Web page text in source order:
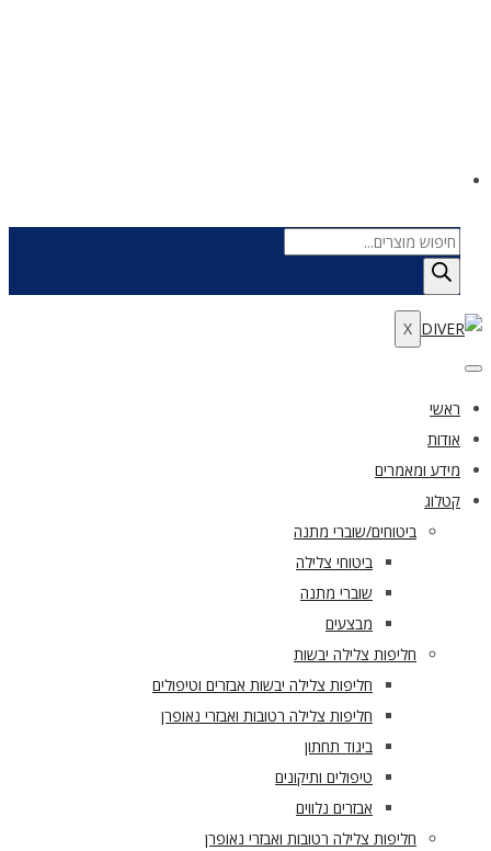
Products
search
X
ראשי
אודות
מידע ומאמרים
קטלוג
ביטוחים/שוברי מתנה
ביטוחי צלילה
שוברי מתנה
מבצעים
חליפות צלילה יבשות
חליפות צלילה יבשות אבזרים וטיפולים
חליפות צלילה רטובות ואבזרי נאופרן
ביגוד תחתון
טיפולים ותיקונים
אבזרים נלווים
חליפות צלילה רטובות ואבזרי נאופרן